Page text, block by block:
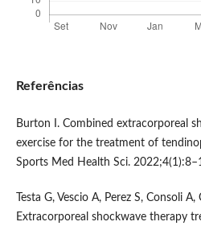
Referências
Burton I. Combined extracorporeal
exercise for the treatment of
Sports Med Health Sci.
Testa G, Vescio A, Perez S, Consoli
Extracorporeal shockwave therapy